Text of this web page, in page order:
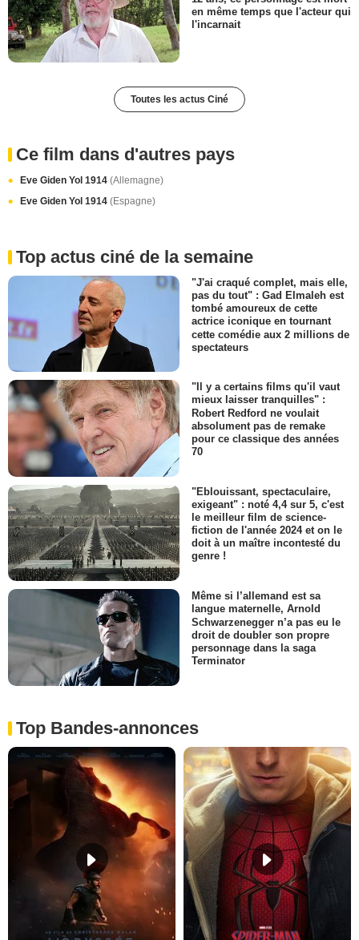
en même temps que l'acteur qui
l'incarnait
Toutes les actus Ciné
Ce film dans d'autres pays
Eve Giden Yol 1914 (Allemagne)
Eve Giden Yol 1914 (Espagne)
Top actus ciné de la semaine
"J'ai craqué complet, mais elle,
pas du tout" : Gad Elmaleh est
tombé amoureux de cette
actrice iconique en tournant
cette comédie aux 2 millions de
spectateurs
"Il y a certains films qu'il vaut
mieux laisser tranquilles" :
Robert Redford ne voulait
absolument pas de remake
pour ce classique des années
70
"Eblouissant, spectaculaire,
exigeant" : noté 4,4 sur 5, c'est
le meilleur film de science-
fiction de l'année 2024 et on le
doit à un maître incontesté du
genre !
Même si l’allemand est sa
langue maternelle, Arnold
Schwarzenegger n’a pas eu le
droit de doubler son propre
personnage dans la saga
Terminator
Top Bandes-annonces